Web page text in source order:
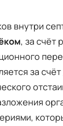
внутри
, за счёт
за счёт